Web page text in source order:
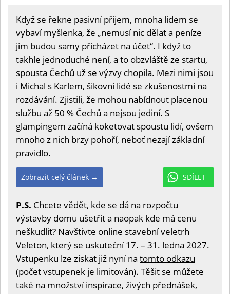
Když se řekne pasivní příjem, mnoha lidem se
vybaví myšlenka, že „nemusí nic dělat a peníze
jim budou samy přicházet na účet“. I když to
takhle jednoduché není, a to obzvláště ze startu,
spousta Čechů už se výzvy chopila. Mezi nimi jsou
i Michal s Karlem, šikovní lidé se zkušenostmi na
rozdávání. Zjistili, že mohou nabídnout placenou
službu až 50 % Čechů a nejsou jediní. S
glampingem začíná koketovat spoustu lidí, ovšem
mnoho z nich brzy pohoří, neboť nezají základní
pravidlo.
SDÍLET
Zobrazit celý článek →
P.S. Chcete vědět, kde se dá na rozpočtu
výstavby domu ušetřit a naopak kde má cenu
neškudlit? Navštivte online stavební veletrh
Veleton, který se uskuteční 17. – 31. ledna 2027.
Vstupenku lze získat již nyní na tomto odkazu
(počet vstupenek je limitován). Těšit se můžete
také na množství inspirace, živých přednášek,